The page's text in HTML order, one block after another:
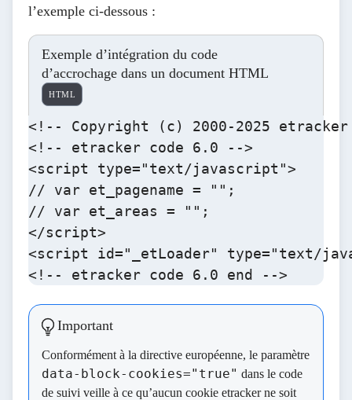
l’exemple ci-dessous :
Exemple d’intégration du code
d’accrochage dans un document HTML
HTML
<!-- Copyright (c) 2000-2025
<!-- etracker code 6.0 -->
<script type="text/javascript">
// var et_pagename = "";
// var et_areas = "";
</script>
<script id="_etLoader" type="text/
<!-- etracker code 6.0 end -->
Important
Conformément à la directive européenne, le paramètre
data-block-cookies="true" dans le code
de suivi veille à ce qu’aucun cookie etracker ne soit